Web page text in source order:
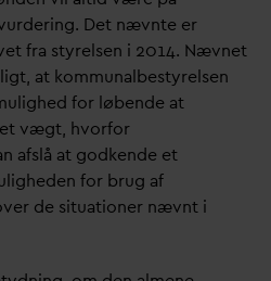
Det nævnte er
fra styrelsen i 2014. Nævnet
at kommunalbestyrelsen
for løbende at
vægt, hvorfor
afslå at godkende et
for brug af
de situationer nævnt i